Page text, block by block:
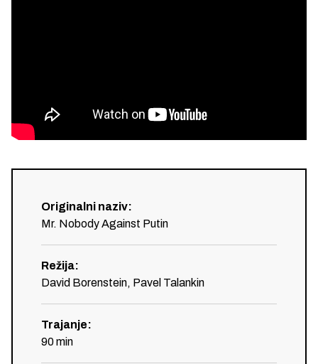
Originalni naziv:
Mr. Nobody Against Putin
Režija:
David Borenstein, Pavel Talankin
Trajanje:
90min